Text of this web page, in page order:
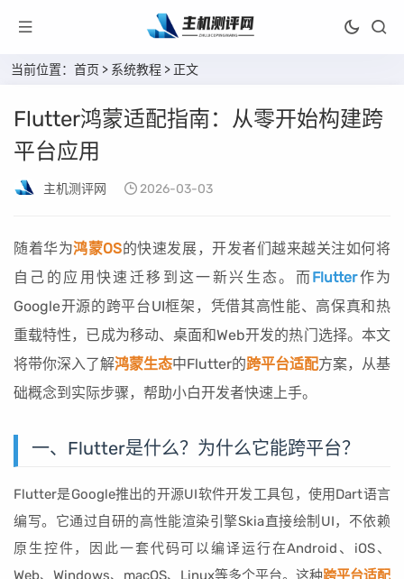
当前位置： 首页 > 系统教程 > 正文
Flutter鸿蒙适配指南：从零开始构建跨
平台应用
主机测评网 2026-03-03
随着华为鸿蒙OS的快速发展，开发者们越来越关注如何将
自己的应用快速迁移到这一新兴生态。而Flutter作为
Google开源的跨平台UI框架，凭借其高性能、高保真和热
重载特性，已成为移动、桌面和Web开发的热门选择。本文
将带你深入了解鸿蒙生态中Flutter的跨平台适配方案，从基
础概念到实际步骤，帮助小白开发者快速上手。
一、Flutter是什么？为什么它能跨平台？
Flutter是Google推出的开源UI软件开发工具包，使用Dart语言
编写。它通过自研的高性能渲染引擎Skia直接绘制UI，不依赖
原生控件，因此一套代码可以编译运行在Android、iOS、
Web、Windows、macOS、Linux等多个平台。这种跨平台适配